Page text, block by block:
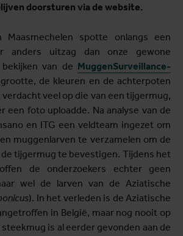
doorsturen via de website.
Maasmechelen spotte onlangs een
anders uitzag dan onze gewone
van de MuggenSurveillance-
de kleuren en de achterpoten
veel op die van een tijgermug,
een foto uploadde. Na analyse van de
en ITG een veldteam ingezet om
muggenlarven te verzamelen om de
tijgermug te bevestigen. Tijdens het
de onderzoekers echter geen
wel de larven van de Aziatische
). In het verleden is de Aziatische
in België, maar nog nooit op
is al eerder gevonden aan de